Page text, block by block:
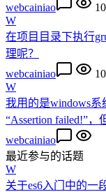
webcainiao
W
在项目目录下执行
理呢？
webcainiao
W
我用的是windows系
“Assertion failed!”
webcainiao
最近参与的话题
W
关于es6入门中的一